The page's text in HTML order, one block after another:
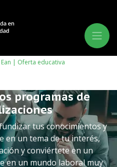
| Oferta educativa
programas de
tus conocimientos y
en un tema de tu interés,
y conviértete en un
en un mundo laboral muy